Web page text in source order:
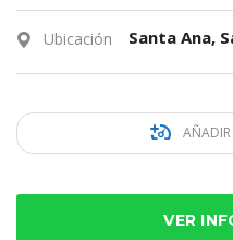
Ubicación Santa Ana,
AÑADIR
VER